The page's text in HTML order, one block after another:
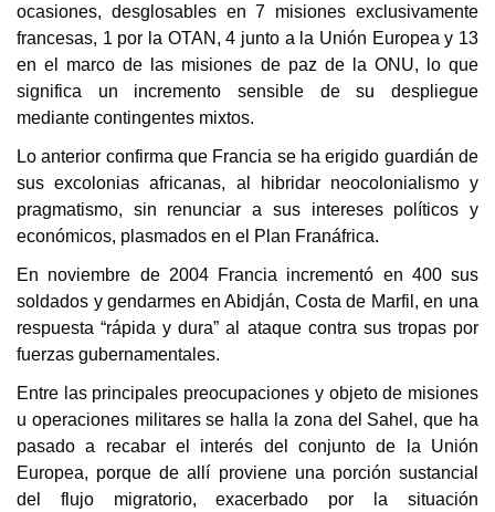
ocasiones, desglosables en 7 misiones exclusivamente
francesas, 1 por la OTAN, 4 junto a la Unión Europea y 13
en el marco de las misiones de paz de la ONU, lo que
significa un incremento sensible de su despliegue
mediante contingentes mixtos.
Lo anterior confirma que Francia se ha erigido guardián de
sus excolonias africanas, al hibridar neocolonialismo y
pragmatismo, sin renunciar a sus intereses políticos y
económicos, plasmados en el Plan Franáfrica.
En noviembre de 2004 Francia incrementó en 400 sus
soldados y gendarmes en Abidján, Costa de Marfil, en una
respuesta “rápida y dura” al ataque contra sus tropas por
fuerzas gubernamentales.
Entre las principales preocupaciones y objeto de misiones
u operaciones militares se halla la zona del Sahel, que ha
pasado a recabar el interés del conjunto de la Unión
Europea, porque de allí proviene una porción sustancial
del flujo migratorio, exacerbado por la situación